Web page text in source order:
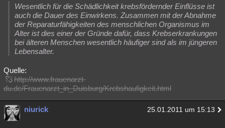
Wesentlich für die Schädlichkeit krebsfördernder Einflüsse ist
auch die Dauer des Einwirkens. Zusammen mit der Abnahme
der Reparaturfähigkeiten des menschlichen Organismus im
Alter ist dies einer der Gründe dafür, dass Krebserkrankungen
bei älteren Menschen wesentlich häufiger sind als im jüngeren
Lebensalter.
Quelle:
http://www.frauenarzt-
du.de/Frauenarzt_in_Duisburg/Krebshaufigkeit.html
niurick 25.01.2011 um 15:13